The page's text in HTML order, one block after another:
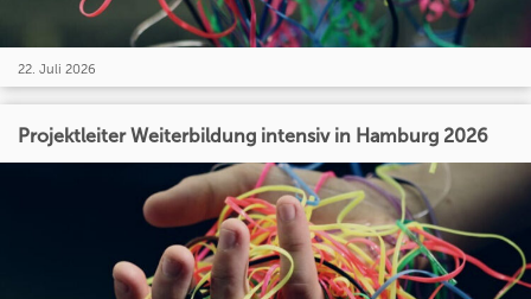
22. Juli 2026
Projektleiter Weiterbildung intensiv in Hamburg 2026